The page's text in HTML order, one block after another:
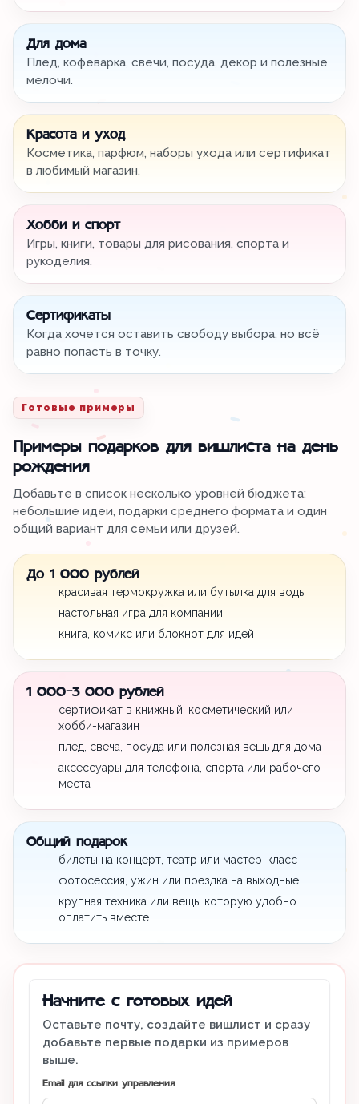
Для дома
Плед, кофеварка, свечи, посуда, декор и полезные
мелочи.
Красота и уход
Косметика, парфюм, наборы ухода или сертификат
в любимый магазин.
Хобби и спорт
Игры, книги, товары для рисования, спорта и
рукоделия.
Сертификаты
Когда хочется оставить свободу выбора, но всё
равно попасть в точку.
Готовые примеры
Примеры подарков для вишлиста на день
рождения
Добавьте в список несколько уровней бюджета:
небольшие идеи, подарки среднего формата и один
общий вариант для семьи или друзей.
До 1 000 рублей
красивая термокружка или бутылка для воды
настольная игра для компании
книга, комикс или блокнот для идей
1 000-3 000 рублей
сертификат в книжный, косметический или
хобби-магазин
плед, свеча, посуда или полезная вещь для дома
аксессуары для телефона, спорта или рабочего
места
Общий подарок
билеты на концерт, театр или мастер-класс
фотосессия, ужин или поездка на выходные
крупная техника или вещь, которую удобно
оплатить вместе
Начните с готовых идей
Оставьте почту, создайте вишлист и сразу
добавьте первые подарки из примеров
выше.
Email для ссылки управления